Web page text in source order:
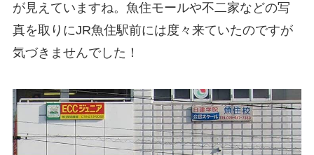
が見えていますね。魚住モールや不二家などの写
真を取りにJR魚住駅前には度々来ていたのですが
気づきませんでした！